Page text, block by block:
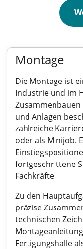
Montage
Die Montage ist
Industrie und im
und Anlagen
zahlreiche
oder als Minijob.
fortgeschrittene
Fachkräfte.
Zu den
präzise
technischen
Fertigungshalle